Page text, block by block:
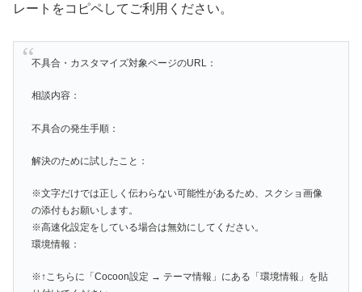
レートをコピペしてご利用ください。
不具合・カスタマイズ対象ページのURL：
相談内容：
不具合の発生手順：
解決のために試したこと：
※文字だけでは正しく伝わらない可能性があるため、スクショ画像
の添付もお願いします。
※高速化設定をしている場合は無効にしてください。
環境情報：
※↑こちらに「Cocoon設定 → テーマ情報」にある「環境情報」を貼